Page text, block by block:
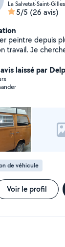
5/5 (26 avis)
peintre depuis
travail. Je
également.
laissé par
de véhicule
Voir le profil